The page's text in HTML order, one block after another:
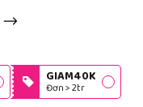
GIAM40K
Đơn > 2tr